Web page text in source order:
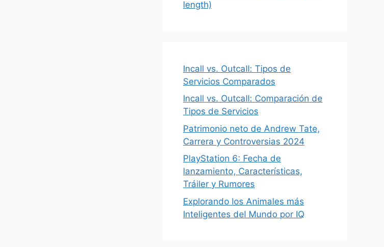
length)
Incall vs. Outcall: Tipos de
Servicios Comparados
Incall vs. Outcall: Comparación de
Tipos de Servicios
Patrimonio neto de Andrew Tate,
Carrera y Controversias 2024
PlayStation 6: Fecha de
lanzamiento, Características,
Tráiler y Rumores
Explorando los Animales más
Inteligentes del Mundo por IQ